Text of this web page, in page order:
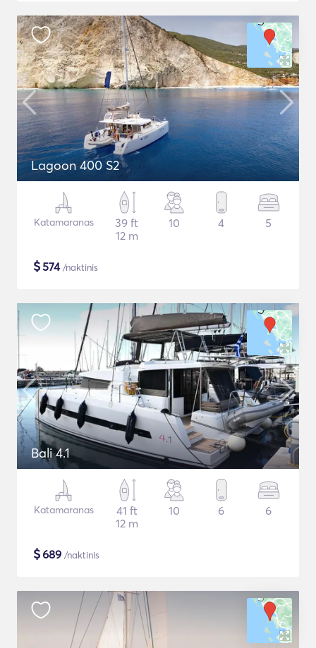
Lagoon 400 S2
Katamaranas
39 ft
12 m
10 4 5
$574/naktinis
Bali 4.1
Katamaranas
41 ft
12 m
10 6 6
$689 /naktinis